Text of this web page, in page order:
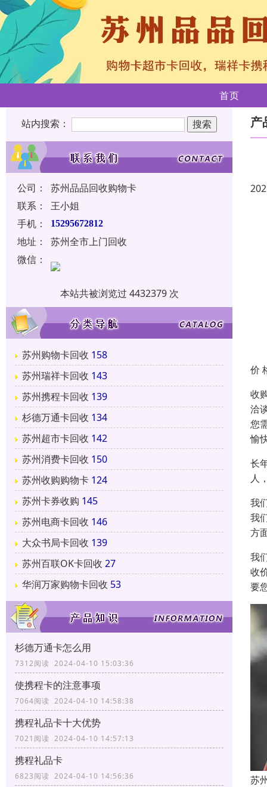
首页
站内搜索：
公司：
苏州品品回收购物卡
联系：
王小姐
手机：
15295672812
地址：
苏州全市上门回收
微信：
本站共被浏览过 4432379 次
苏州购物卡回收 158
苏州瑞祥卡回收 143
苏州携程卡回收 139
杉德万通卡回收 134
苏州超市卡回收 142
苏州消费卡回收 150
苏州收购购物卡 124
苏州卡券收购 145
苏州电商卡回收 146
大众书局卡回收 139
苏州百联OK卡回收 27
华润万家购物卡回收 53
杉德万通卡怎么用
7312阅读 2024-04-10 15:03:36
使携程卡的注意事项
7064阅读 2024-04-10 14:58:38
携程礼品卡十大优势
7021阅读 2024-04-10 14:57:13
携程礼品卡
6823阅读 2024-04-10 14:56:36
产
价
收
洽
您
愉
长
人
我
我
方
我
收
要
苏